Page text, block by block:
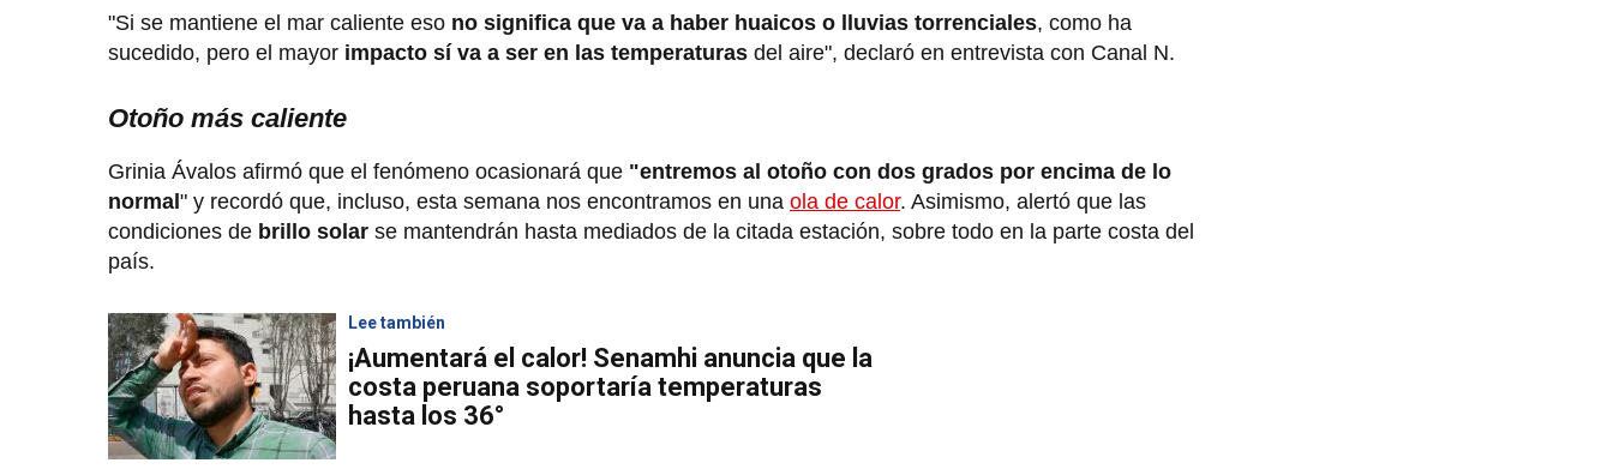
"Si se mantiene el mar caliente eso no significa que va a haber huaicos o lluvias torrenciales, como ha
sucedido, pero el mayor impacto sí va a ser en las temperaturas del aire", declaró en entrevista con Canal N.
Otoño más caliente
Grinia Ávalos afirmó que el fenómeno ocasionará que "entremos al otoño con dos grados por encima de lo
normal " y recordó que, incluso, esta semana nos encontramos en una ola de calor. Asimismo, alertó que las
condiciones de brillo solar se mantendrán hasta mediados de la citada estación, sobre todo en la parte costa del
país.
Lee también
¡Aumentará el calor! Senamhi anuncia que la
costa peruana soportaría temperaturas
hasta los 36°